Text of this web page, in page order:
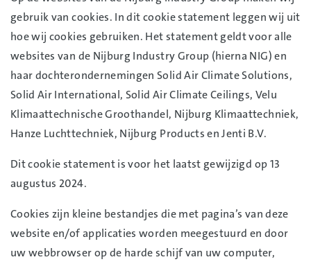
gebruik van cookies. In dit cookie statement leggen wij uit
hoe wij cookies gebruiken. Het statement geldt voor alle
websites van de Nijburg Industry Group (hierna NIG) en
haar dochterondernemingen Solid Air Climate Solutions,
Solid Air International, Solid Air Climate Ceilings, Velu
Klimaattechnische Groothandel, Nijburg Klimaattechniek,
Hanze Luchttechniek, Nijburg Products en Jenti B.V.
Dit cookie statement is voor het laatst gewijzigd op 13
augustus 2024.
Cookies zijn kleine bestandjes die met pagina’s van deze
website en/of applicaties worden meegestuurd en door
uw webbrowser op de harde schijf van uw computer,